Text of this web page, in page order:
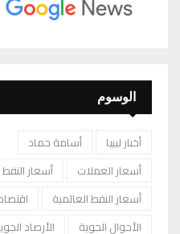
الوسوم
أخبار ليبيا
أسامة حماد
أسعار العملات
أسعار النفط
أسعار النفط العالمية
اقتصاد
الأحوال الجوية
الأرصاد